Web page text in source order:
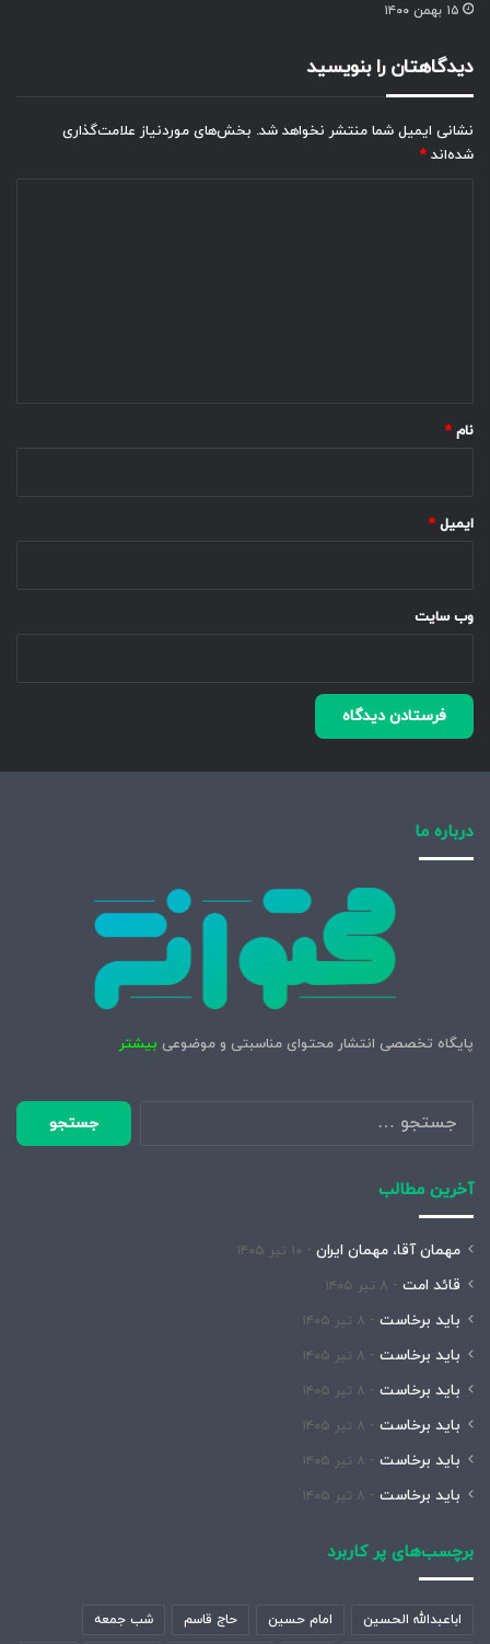
۱۵ بهمن ۱۴۰۰
دیدگاهتان را بنویسید
نشانی ایمیل شما منتشر نخواهد شد. بخش‌های موردنیاز علامت‌گذاری
شده‌اند *
نام *
ایمیل *
وب‌ سایت
درباره ما
پایگاه تخصصی انتشار محتوای مناسبتی و موضوعی بیشتر
جستجو
برای:
آخرین مطالب
مهمان آقا، مهمان ایران ۱۰ تیر ۱۴۰۵
قائد امت ۸ تیر ۱۴۰۵
باید برخاست ۸ تیر ۱۴۰۵
باید برخاست ۸ تیر ۱۴۰۵
باید برخاست ۸ تیر ۱۴۰۵
باید برخاست ۸ تیر ۱۴۰۵
باید برخاست ۸ تیر ۱۴۰۵
باید برخاست ۸ تیر ۱۴۰۵
برچسب‌های پر کاربرد
اباعبدالله الحسین امام حسین حاج قاسم شب جمعه